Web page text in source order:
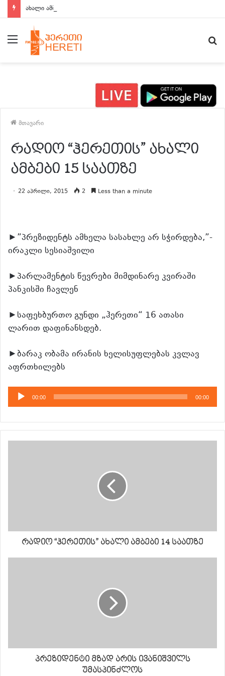
ახალი ამბები 15:00 საათზე
მენიუ
მთავარი
რადიო “ჰერეთის” ახალი
ამბები 15 საათზე
22 აპრილი, 2015 2 Less than a minute
►”პრეზიდენტს ამხელა სასახლე არ სჭირდება,”-
ირაკლი სესიაშვილი
►პარლამენტის წევრები მიმდინარე კვირაში
პანკისში ჩავლენ
►საფეხბურთო გუნდი „ჰერეთი“ 16 ათასი
ლარით დაფინანსდებ.
►ბარაკ ობამა ირანის ხელისუფლებას კვლავ
აფრთხილებს
აუდიო
დამკვრელი
00:00 00:00
რადიო “ჰერეთის” ახალი ამბები 14 საათზე
პრეზიდენტი მზად არის ივანიშვილს
უმასპინძლოს